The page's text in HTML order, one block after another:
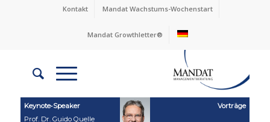
Kontakt Mandat Wachstums-Wochenstart
Mandat Growthletter®
Keynote‑Speaker
Prof. Dr. Guido Quelle
Vorträge